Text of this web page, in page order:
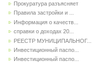
Прокуратура разъясняет
Правила застройки и ...
Информация о качеств...
справки о доходах 20...
РЕЕСТР МУНИЦИПАЛЬНОГ...
Инвестиционный паспо...
Инвестиционный паспо...